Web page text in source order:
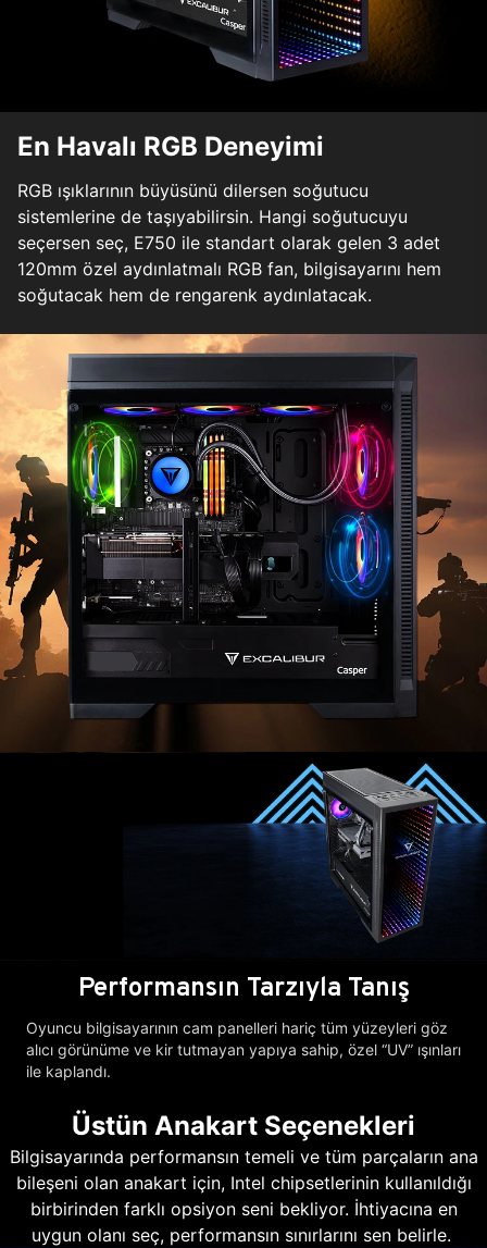
En Havalı RGB Deneyimi
RGB ışıklarının büyüsünü dilersen soğutucu
sistemlerine de taşıyabilirsin. Hangi soğutucuyu
seçersen seç, E750 ile standart olarak gelen 3 adet
120mm özel aydınlatmalı RGB fan, bilgisayarını hem
soğutacak hem de rengarenk aydınlatacak.
Performansın Tarzıyla Tanış
Oyuncu bilgisayarının cam panelleri hariç tüm yüzeyleri göz
alıcı görünüme ve kir tutmayan yapıya sahip, özel “UV” ışınları
ile kaplandı.
Üstün Anakart Seçenekleri
Bilgisayarında performansın temeli ve tüm parçaların ana
bileşeni olan anakart için, Intel chipsetlerinin kullanıldığı
birbirinden farklı opsiyon seni bekliyor. İhtiyacına en
uygun olanı seç, performansın sınırlarını sen belirle.